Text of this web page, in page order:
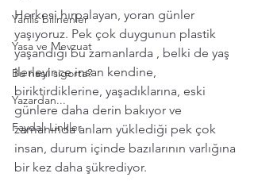
Yanlis bilinenler
Yasa ve Mevzuat
Bu nasıl sigorta?
Yazardan...
Faydalı Linkler
Herkesi hırpalayan, yoran günler
yaşıyoruz. Pek çok duygunun plastik
yaşandığı bu zamanlarda , belki de yaş
ilerleyince insan kendine,
biriktirdiklerine, yaşadıklarına, eski
günlere daha derin bakıyor ve
zamanında anlam yüklediği pek çok
insan, durum içinde bazılarının varlığına
bir kez daha şükrediyor.